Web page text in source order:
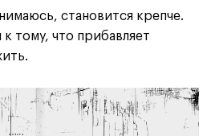
становится крепче.
тому, что прибавляет